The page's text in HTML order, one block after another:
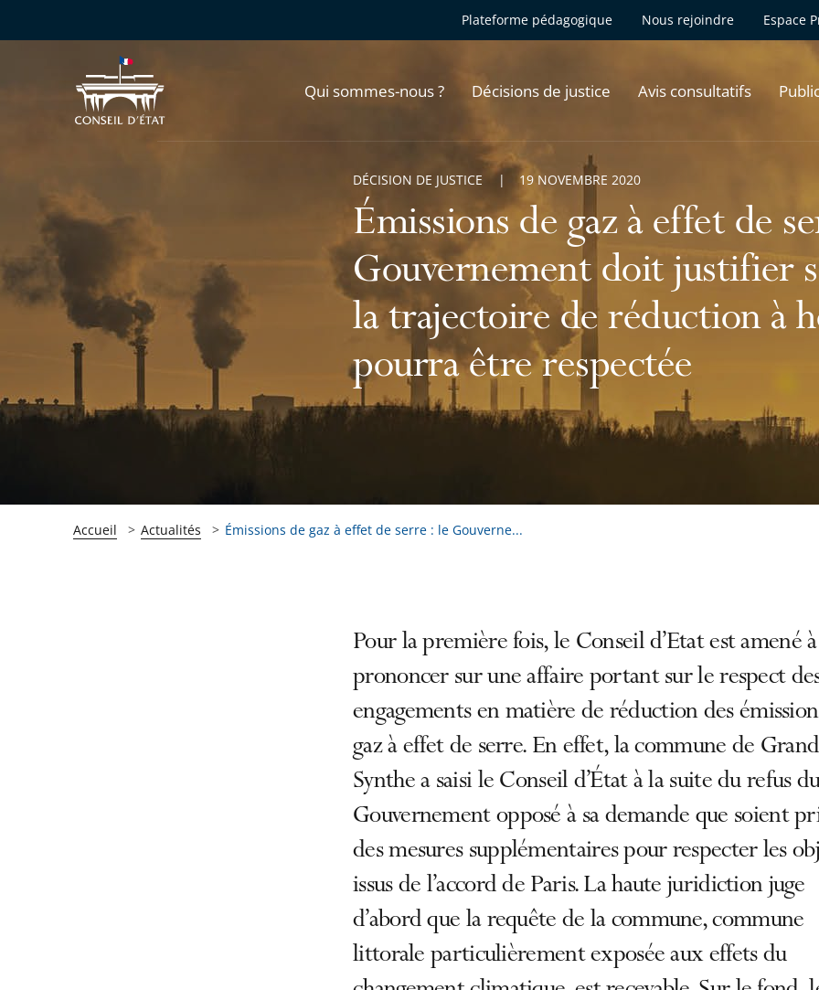
Plateforme pédagogique Nous rejoindre Espace
Qui sommes-nous ? Décisions de justice Avis consultatifs
Émissions de gaz à effet de
Gouvernement doit justifier
la trajectoire de réduction à
pourra être respectée
DÉCISION DE JUSTICE 19 NOVEMBRE 2020
Accueil Actualités Émissions de gaz à effet de serre : le Gouverne...
Pour la première fois, le Conseil d’Etat est amené à
prononcer sur une affaire portant sur le respect
engagements en matière de réduction des
gaz à effet de serre. En effet, la commune de
Synthe a saisi le Conseil d’État à la suite du refus
Gouvernement opposé à sa demande que soient
des mesures supplémentaires pour respecter les
issus de l’accord de Paris. La haute juridiction juge
d’abord que la requête de la commune, commune
littorale particulièrement exposée aux effets du